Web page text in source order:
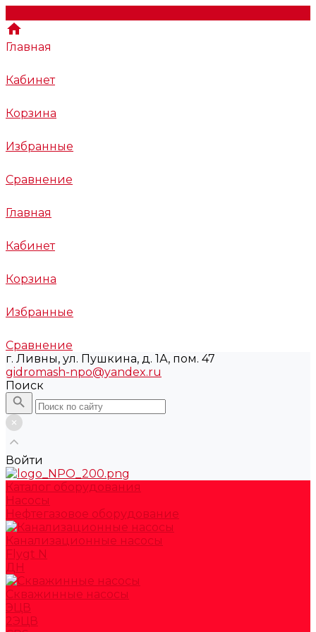
Главная
Кабинет
Корзина
Избранные
Сравнение
Главная
Кабинет
Корзина
Избранные
Сравнение
г. Ливны, ул. Пушкина, д. 1А, пом. 47
gidromash-npo@yandex.ru
Поиск
Войти
Каталог оборудования
Насосы
Нефтегазовое оборудование
Канализационные насосы
Flygt N
ДН
Скважинные насосы
ЭЦВ
2ЭЦВ